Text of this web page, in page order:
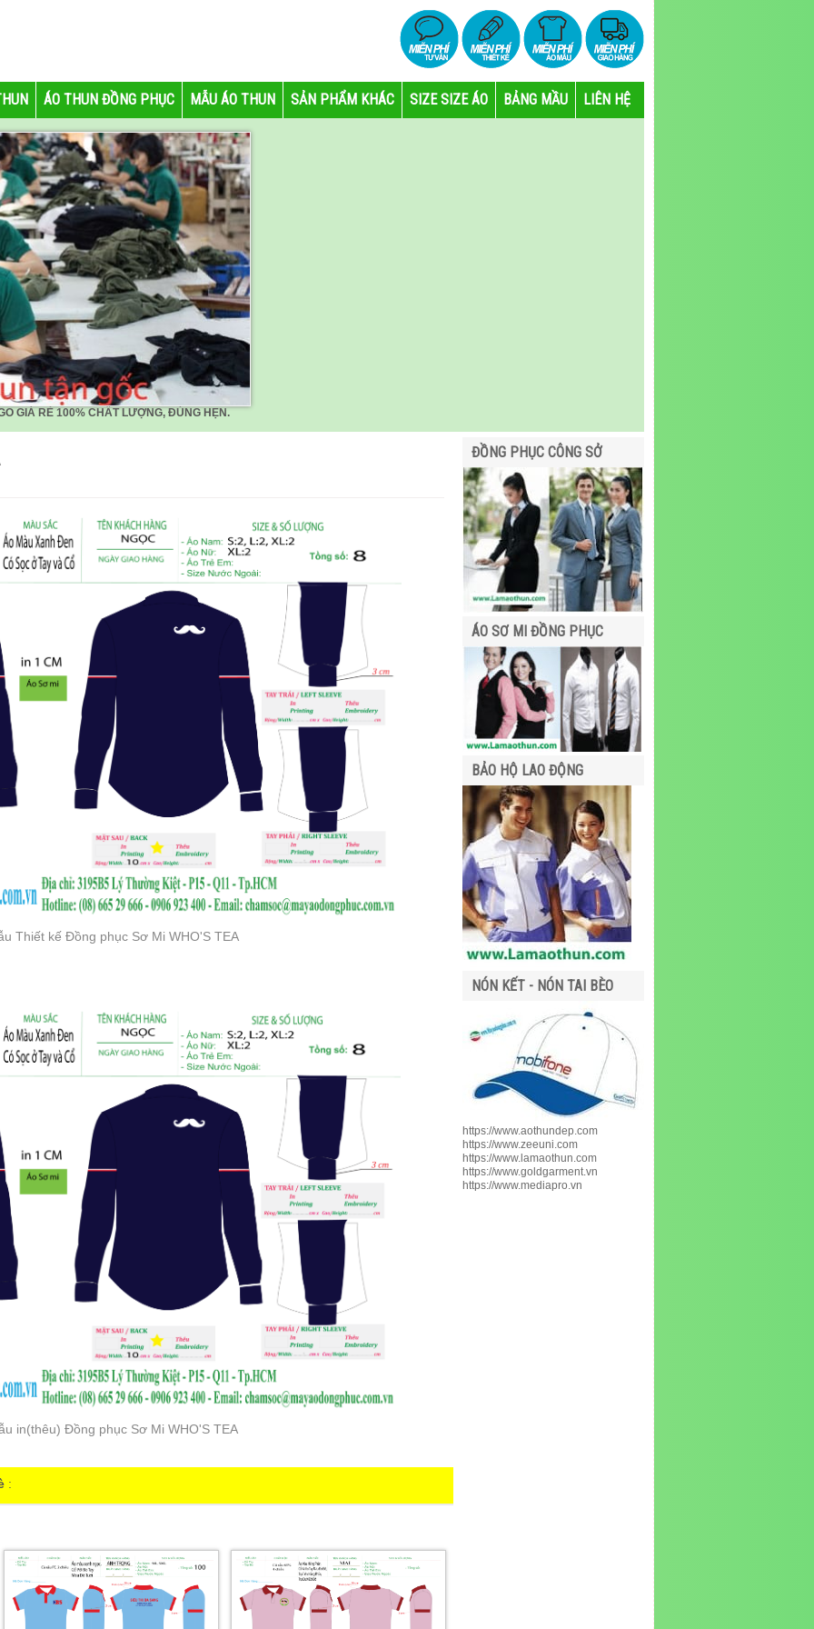
ÁO THUN ĐỒNG PHỤC MẪU ÁO THUN SẢN PHẨM KHÁC SIZE SIZE ÁO BẢNG MẦU LIÊN HỆ
GIÁ RẺ 100% CHẤT LƯỢNG, ĐÚNG HẸN.
Thiết kế Đồng phục Sơ Mi WHO'S TEA
in(thêu) Đồng phục Sơ Mi WHO'S TEA
:
ĐỒNG PHỤC CÔNG SỞ
ÁO SƠ MI ĐỒNG PHỤC
BẢO HỘ LAO ĐỘNG
NÓN KẾT - NÓN TAI BÈO
https://www.aothundep.com
https://www.zeeuni.com
https://www.lamaothun.com
https://www.goldgarment.vn
https://www.mediapro.vn